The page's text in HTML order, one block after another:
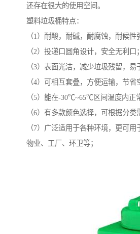
还存在很大的使用空间。
塑料垃圾桶特点：
（1）耐酸，耐碱，耐腐蚀，耐候性
（2）投递口圆角设计，安全无利口；
（3）表面光洁，减少垃圾残留，易
（4）可相互套叠，方便运输，节省
（5）能在-30℃~65℃区间温度内正
（6）有多款颜色选择，可根据分类
（7）广泛适用于各种环境，更可
物业、工厂、环卫等；